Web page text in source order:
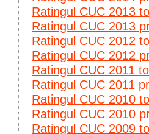
Ratingul CUC 2013
Ratingul CUC 2013
Ratingul CUC 2012
Ratingul CUC 2012
Ratingul CUC 2011
Ratingul CUC 2011
Ratingul CUC 2010
Ratingul CUC 2010
Ratingul CUC 2009